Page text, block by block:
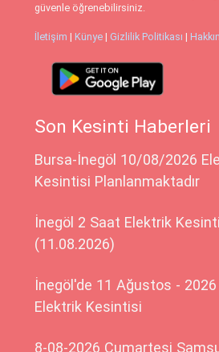
güvenle öğrenebilirsiniz.
İletişim | Künye | Gizlilik Politikası |
Son Kesinti Haberleri
Bursa-İnegöl 10/08/2026
Kesintisi Planlanmaktadır
İnegöl 2 Saat Elektrik
(11.08.2026)
İnegöl'de 11 Ağustos -
Elektrik Kesintisi
8-08-2026 Cumartesi